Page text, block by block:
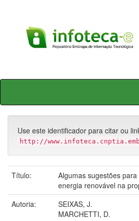
Skip
Use este identificador para citar ou
http://
Título:
Algumas sugestões
energia renovável na
Autoria:
SEIXAS, J.
MARCHETTI, D.